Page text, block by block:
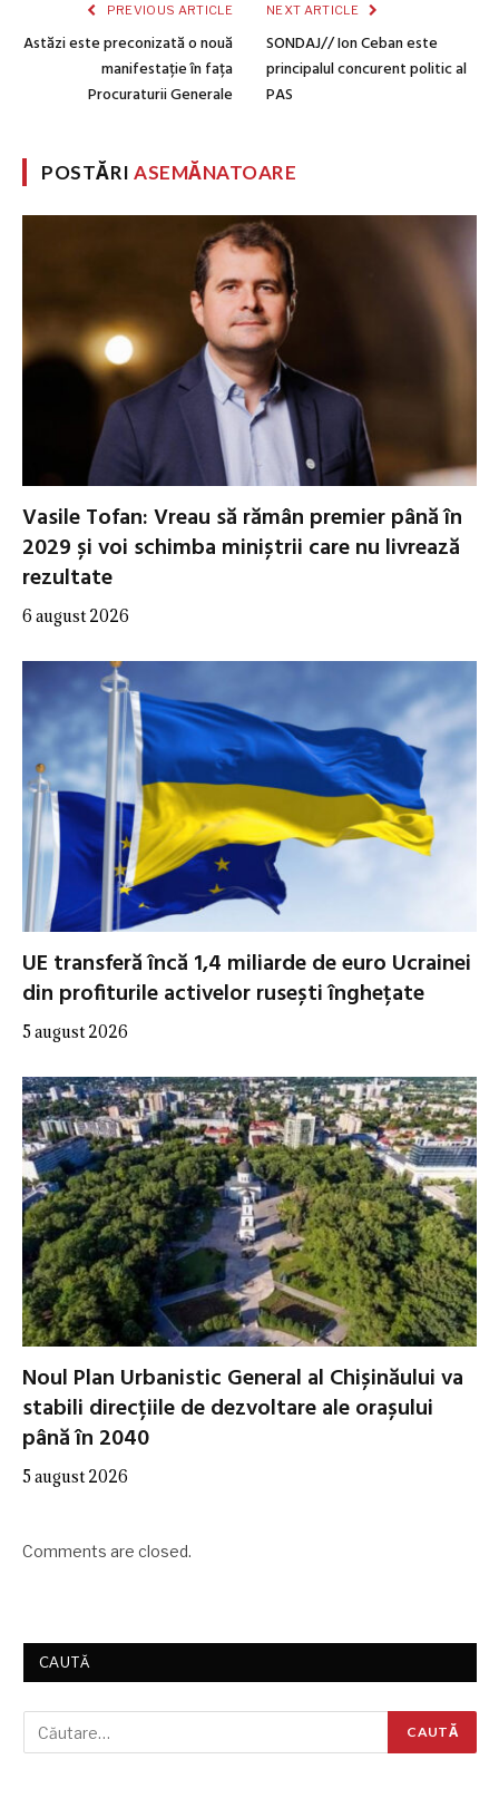
PREVIOUS ARTICLE
Astăzi este preconizată o nouă
manifestație în fața
Procuraturii Generale
NEXT ARTICLE
SONDAJ// Ion Ceban este
principalul concurent politic al
PAS
POSTĂRIASEMĂNATOARE
Vasile Tofan: Vreau să rămân premier până în
2029 și voi schimba miniștrii care nu livrează
rezultate
6 august 2026
UE transferă încă 1,4 miliarde de euro Ucrainei
din profiturile activelor rusești înghețate
5 august 2026
Noul Plan Urbanistic General al Chișinăului va
stabili direcțiile de dezvoltare ale orașului
până în 2040
5 august 2026
Comments are closed.
CAUTĂ